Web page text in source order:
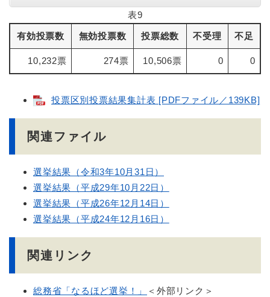
表9
有効投票数 無効投票数 投票総数 不受理 不足
10,232票 274票 10,506票 0 0
投票区別投票結果集計表 [PDFファイル／139KB]
関連ファイル
選挙結果（令和3年10月31日）
選挙結果（平成29年10月22日）
選挙結果（平成26年12月14日）
選挙結果（平成24年12月16日）
関連リンク
総務省「なるほど選挙！」
＜外部リンク＞